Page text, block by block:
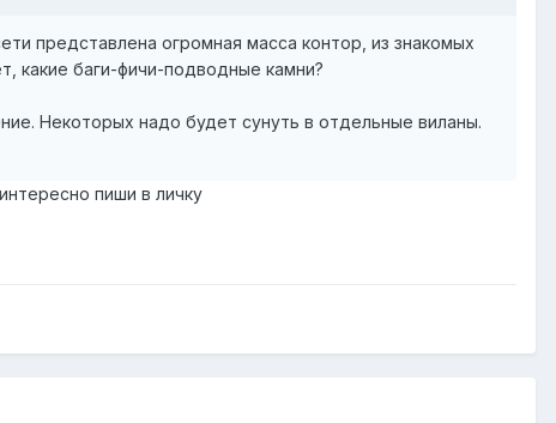
представлена огромная масса контор, из знакомых
какие баги-фичи-подводные камни?
Некоторых надо будет сунуть в отдельные виланы.
пиши в личку